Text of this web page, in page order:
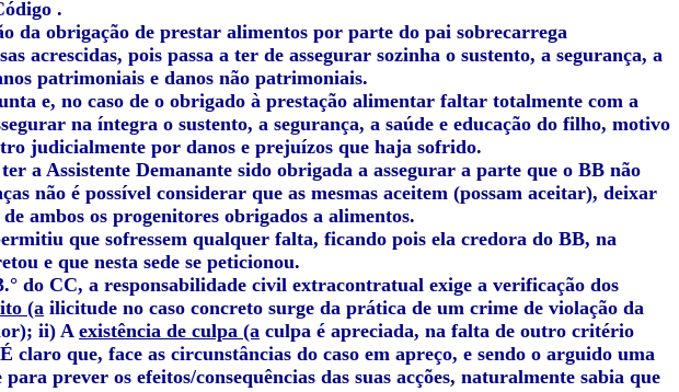
.
da obrigação de prestar alimentos por parte do pai sobrecarrega
acrescidas, pois passa a ter de assegurar sozinha o sustento, a segurança, a
patrimoniais e danos não patrimoniais.
e, no caso de o obrigado à prestação alimentar faltar totalmente com a
na íntegra o sustento, a segurança, a saúde e educação do filho, motivo
judicialmente por danos e prejuízos que haja sofrido.
a Assistente Demanante sido obrigada a assegurar a parte que o BB não
não é possível considerar que as mesmas aceitem (possam aceitar), deixar
ambos os progenitores obrigados a alimentos.
que sofressem qualquer falta, ficando pois ela credora do BB, na
e que nesta sede se peticionou.
do CC, a responsabilidade civil extracontratual exige a verificação dos
(a ilicitude no caso concreto surge da prática de um crime de violação da
ii) A existência de culpa (a culpa é apreciada, na falta de outro critério
que, face as circunstâncias do caso em apreço, e sendo o arguido uma
prever os efeitos/consequências das suas acções, naturalmente sabia que